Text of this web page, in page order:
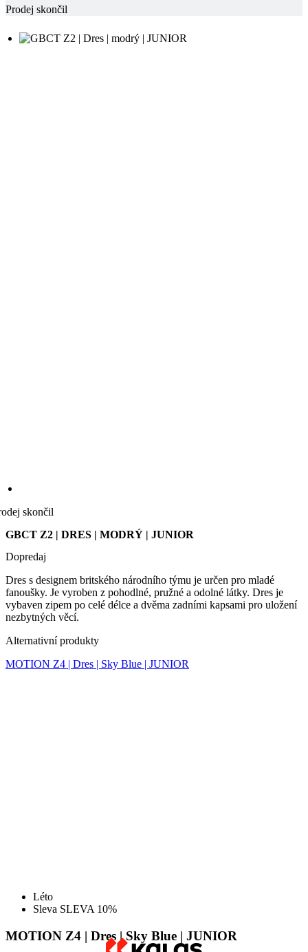
Dres s designem britského národního týmu je určen pro mladé
fanoušky. Je vyroben z pohodlné, pružné a odolné látky. Dres je
nezbytných věcí.
Alternativní produkty
MOTION Z4 | Dres | Sky Blue | JUNIOR
Původní cena54,90 €
Cena
49,50 €
MOTION Z4 | Dres | Imperial Red | JUNIOR